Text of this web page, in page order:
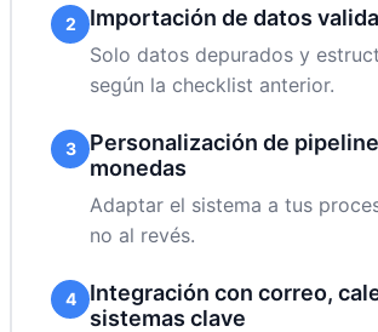
2 Importación de datos
Solo datos depurados y
según la checklist anterior.
3
Personalización de
monedas
Adaptar el sistema a tus
no al revés.
4
Integración con correo,
sistemas clave